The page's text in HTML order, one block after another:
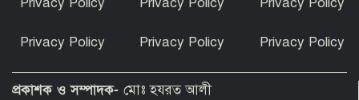
পরীক্ষা নেওয়া হবে
আইসিইউতে হাইকমিশনার
Privacy Policy Privacy Policy Privacy Policy
প্রকাশক ও সম্পাদক- মোঃ হযরত আলী